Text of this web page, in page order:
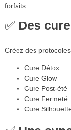
forfaits.
✅ Des
Créez des
Cure Détox
Cure Glow
Cure Post-été
Cure Fermeté
Cure